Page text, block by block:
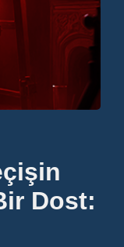
Dost: